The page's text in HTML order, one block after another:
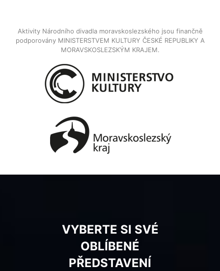
Aktivity Národního divadla moravskoslezského jsou finančně
podporovány MINISTERSTVEM KULTURY ČESKÉ REPUBLIKY A
MORAVSKOSLEZSKÝM KRAJEM.
VYBERTE SI SVÉ
OBLÍBENÉ
PŘEDSTAVENÍ